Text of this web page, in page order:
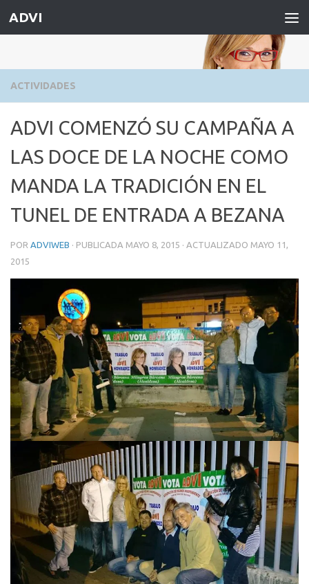
Saltar al contenido
ADVI
ACTIVIDADES
ADVI COMENZÓ SU CAMPAÑA A
LAS DOCE DE LA NOCHE COMO
MANDA LA TRADICIÓN EN EL
TUNEL DE ENTRADA A BEZANA
POR ADVIWEB · PUBLICADA MAYO 8, 2015 · ACTUALIZADO MAYO 11,
2015